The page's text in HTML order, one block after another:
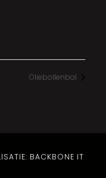
Oliebollenbal
BACKBONE IT